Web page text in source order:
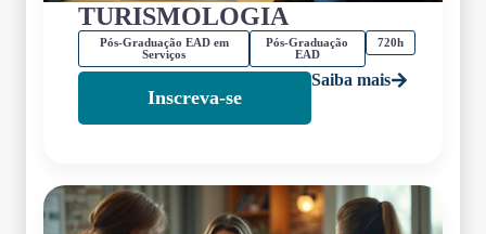
TURISMOLOGIA
Pós-Graduação EAD em
Serviços
Pós-Graduação
EAD
720h
Inscreva-se
Saiba mais